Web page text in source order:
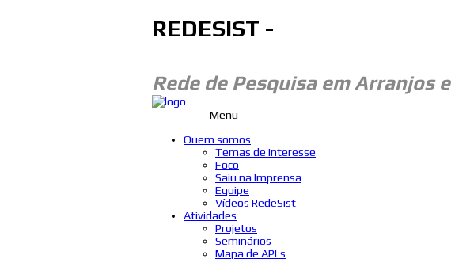
REDESIST -
Rede de Pesquisa emArranjos e
Menu
Quem somos
Temas de Interesse
Foco
Saiu na Imprensa
Equipe
Vídeos RedeSist
Atividades
Projetos
Seminários
Mapa de APLs